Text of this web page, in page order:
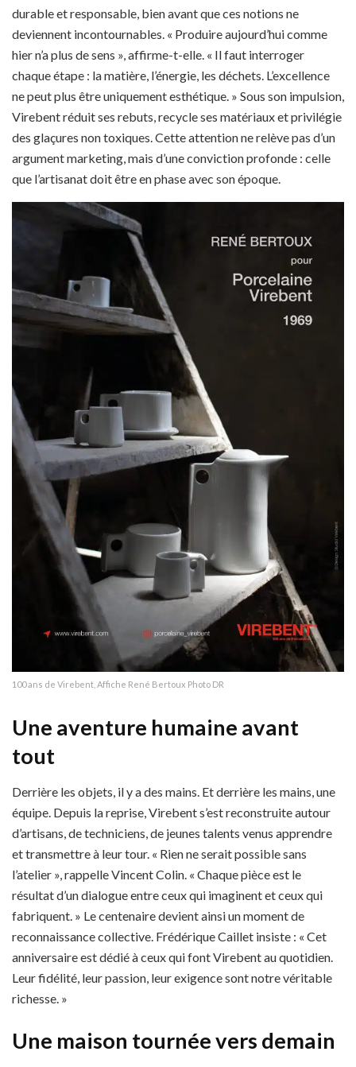
durable et responsable, bien avant que ces notions ne
deviennent incontournables. « Produire aujourd’hui comme
hier n’a plus de sens », affirme-t-elle. « Il faut interroger
chaque étape : la matière, l’énergie, les déchets. L’excellence
ne peut plus être uniquement esthétique. » Sous son impulsion,
Virebent réduit ses rebuts, recycle ses matériaux et privilégie
des glaçures non toxiques. Cette attention ne relève pas d’un
argument marketing, mais d’une conviction profonde : celle
que l’artisanat doit être en phase avec son époque.
100 ans de Virebent, Affiche René Bertoux Photo DR
Une aventure humaine avant
tout
Derrière les objets, il y a des mains. Et derrière les mains, une
équipe. Depuis la reprise, Virebent s’est reconstruite autour
d’artisans, de techniciens, de jeunes talents venus apprendre
et transmettre à leur tour. « Rien ne serait possible sans
l’atelier », rappelle Vincent Colin. « Chaque pièce est le
résultat d’un dialogue entre ceux qui imaginent et ceux qui
fabriquent. » Le centenaire devient ainsi un moment de
reconnaissance collective. Frédérique Caillet insiste : « Cet
anniversaire est dédié à ceux qui font Virebent au quotidien.
Leur fidélité, leur passion, leur exigence sont notre véritable
richesse. »
Une maison tournée vers demain